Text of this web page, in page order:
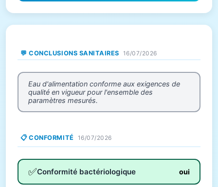
💬 CONCLUSIONS SANITAIRES 16/07/2026
Eau d'alimentation conforme aux exigences de
qualité en vigueur pour l'ensemble des
paramètres mesurés.
📋 CONFORMITÉ 16/07/2026
✅Conformité bactériologique oui